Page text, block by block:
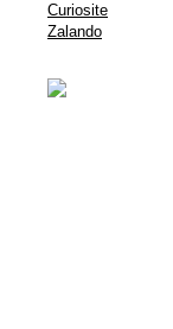
Curiosite
Zalando